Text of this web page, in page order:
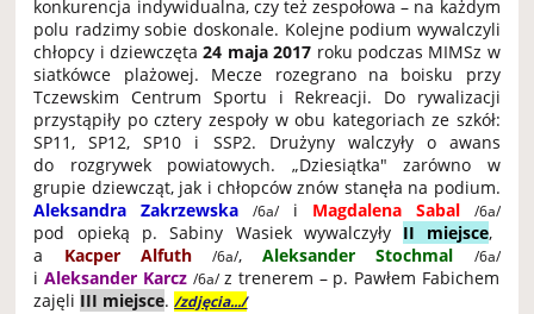
konkurencja indywidualna, czy też zespołowa – na każdym
polu radzimy sobie doskonale. Kolejne podium wywalczyli
chłopcy i dziewczęta24 maja 2017 roku podczas MIMSz w
siatkówce plażowej. Mecze rozegrano na boisku przy
Tczewskim Centrum Sportu i Rekreacji. Do rywalizacji
przystąpiły po cztery zespoły w obu kategoriach ze szkół:
SP11, SP12, SP10 i SSP2. Drużyny walczyły o awans
do rozgrywek powiatowych. „Dziesiątka" zarówno w
grupie dziewcząt, jak i chłopców znów stanęła na podium.
Aleksandra Zakrzewska
/6a/i Magdalena Sabal /6a/
pod opieką p. Sabiny Wasiek wywalczyły II miejsce,
a Kacper Alfuth /6a/,Aleksander Stochmal /6a/
iAleksander Karcz /6a/z trenerem – p. Pawłem Fabichem
zajęli III miejsce./zdjęcia.../